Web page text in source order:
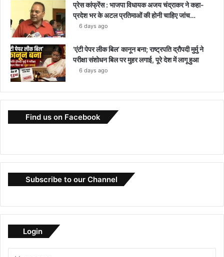
प्रेस कांफ्रेंस : भाजपा विधायक अजय चंद्राकर ने कहा-
प्रदेश भर के अटल प्रतिमाओं की होनी चाहिए जांच…
6 days ago
‘एंटी पेपर लीक बिल’ कानून बना; राष्ट्रपति द्रौपदी मुर्मु ने
परीक्षा संशोधन बिल पर मुहर लगाई, पूरे देश में लागू हुआ
6 days ago
Find us on Facebook
Subscribe to our Channel
Login